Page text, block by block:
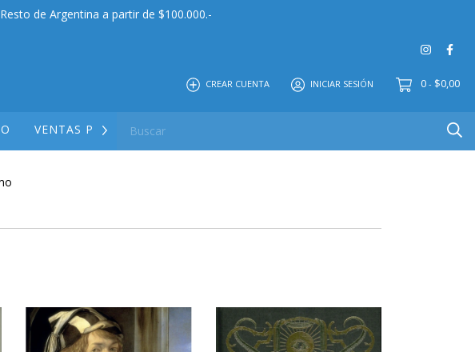
de Argentina a partir de $100.000.-
CREAR CUENTA INICIAR SESIÓN 0 - $0,00
VENTAS POR MAYOR